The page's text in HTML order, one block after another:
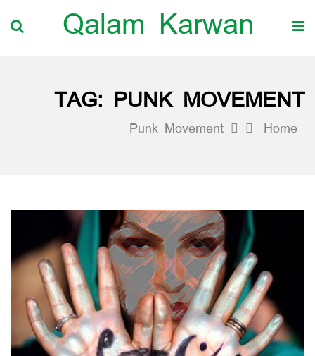
Qalam Karwan
TAG: PUNK MOVEMENT
Home
Punk Movement